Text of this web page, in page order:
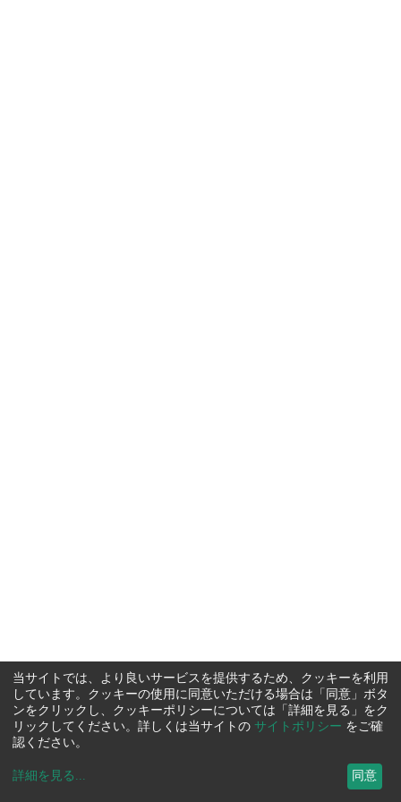
当サイトでは、より良いサービスを提供するため、クッキーを利用
しています。クッキーの使用に同意いただける場合は「同意」ボタ
ンをクリックし、クッキーポリシーについては「詳細を見る」をク
リックしてください。詳しくは当サイトの サイトポリシー をご確
認ください。
詳細を見る ... 同意